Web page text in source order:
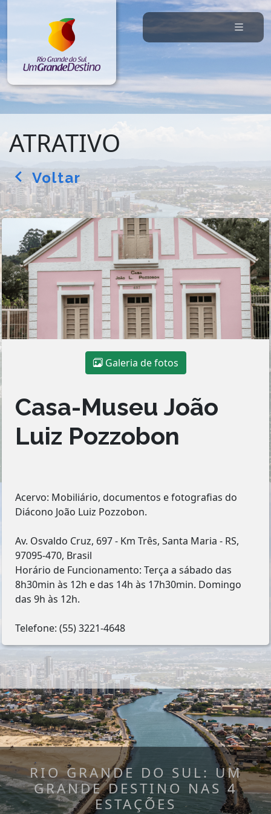
ATRATIVO
arrow_back_ios Voltar
Galeria de fotos
Casa-Museu João
Luiz Pozzobon
Acervo: Mobiliário, documentos e fotografias do
Diácono João Luiz Pozzobon.
Av. Osvaldo Cruz, 697 - Km Três, Santa Maria - RS,
97095-470, Brasil
Horário de Funcionamento: Terça a sábado das
8h30min às 12h e das 14h às 17h30min. Domingo
das 9h às 12h.
Telefone: (55) 3221-4648
RIO GRANDE DO SUL: UM
GRANDE DESTINO NAS 4
ESTAÇÕES